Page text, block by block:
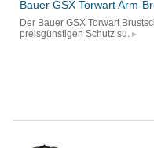
Bauer GSX Torwart Arm-
Der Bauer GSX Torwart
preisgünstigen Schutz su.